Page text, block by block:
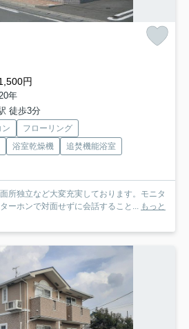
円
年
徒歩3分
ン
フローリング
浴室乾燥機
追焚機能浴室
所独立など大変充実しております。モニタ
ーホンで対面せずに会話すること... もっと